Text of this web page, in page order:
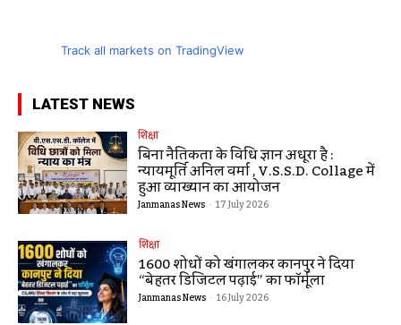
LATEST NEWS
शिक्षा
बिना नैतिकता के विधि ज्ञान अधूरा है :
न्यायमूर्ति अनिल वर्मा , V.S.S.D. Collage में
हुआ व्याख्यान का आयोजन
Janmanas News 17 July 2026
शिक्षा
1600 शोधों को खंगालकर कानपुर ने दिया
“बेहतर डिजिटल पढ़ाई” का फॉर्मूला
Janmanas News - 16 July 2026